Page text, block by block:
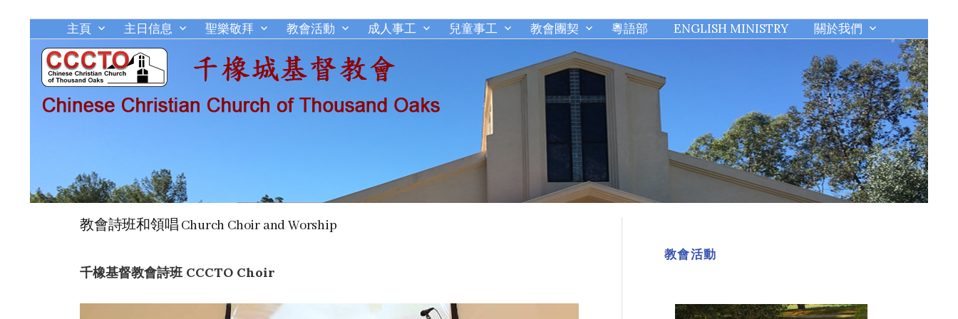
主頁 主日信息 聖樂敬拜 教會活動 成人事工 兒童事工 教會團契 粵語部 ENGLISH MINISTRY 關於我們
教會詩班和領唱 Church Choir and Worship
千橡基督教會詩班 CCCTO Choir
教會活動